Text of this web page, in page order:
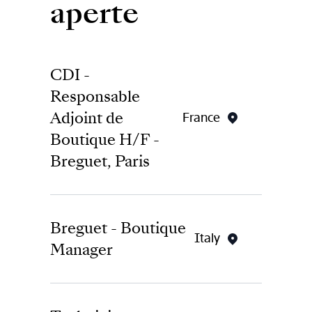
aperte
CDI -
Responsable
Adjoint de
Boutique H/F -
Breguet, Paris
France
SGFR01412
Description du poste
Boutique, le/la Responsable Adjoint(e)
Breguet - Boutique
Manager
Italy
SGIT_01043